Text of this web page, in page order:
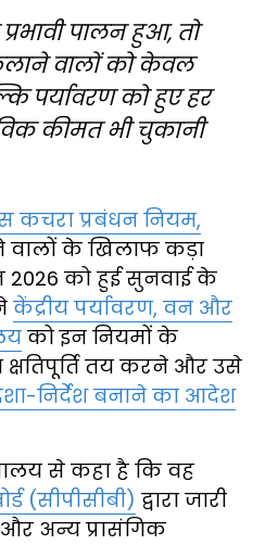
पालन हुआ, तो
वालों को केवल
पर्यावरण को हुए हर
कीमत भी चुकानी
कचरा प्रबंधन नियम,
के खिलाफ कड़ा
2026 को हुई सुनवाई के
केंद्रीय पर्यावरण, वन और
को इन नियमों के
तय करने और उसे
निर्देश बनाने का आदेश
से कहा है कि वह
(सीपीसीबी) द्वारा जारी
और अन्य प्रासंगिक